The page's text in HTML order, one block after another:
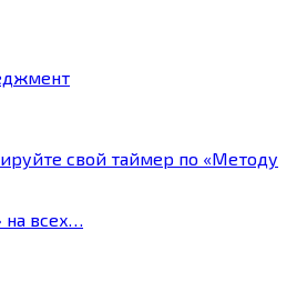
свой таймер по «Методу
на всех…